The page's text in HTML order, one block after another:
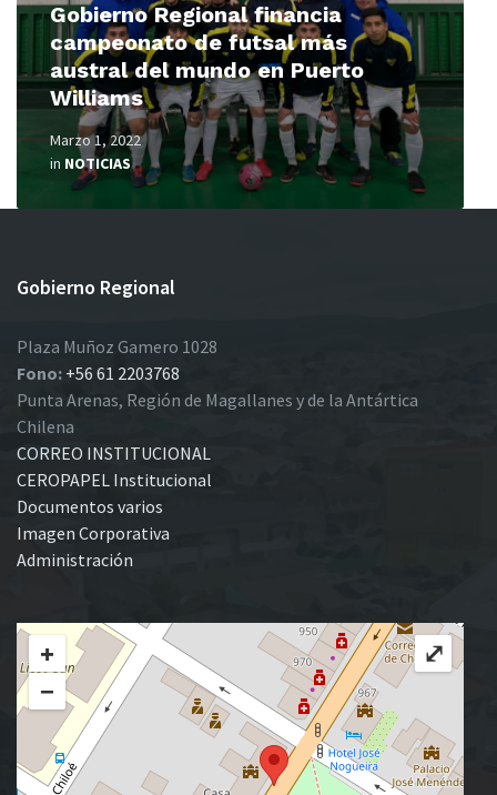
Gobierno Regional financia
campeonato de futsal más
austral del mundo en Puerto
Williams
Marzo 1, 2022
in NOTICIAS
Gobierno Regional
Plaza Muñoz Gamero 1028
Fono: +56 61 2203768
Punta Arenas, Región de Magallanes y de la Antártica
Chilena
CORREO INSTITUCIONAL
CEROPAPEL Institucional
Documentos varios
Imagen Corporativa
Administración
+
−
⤢